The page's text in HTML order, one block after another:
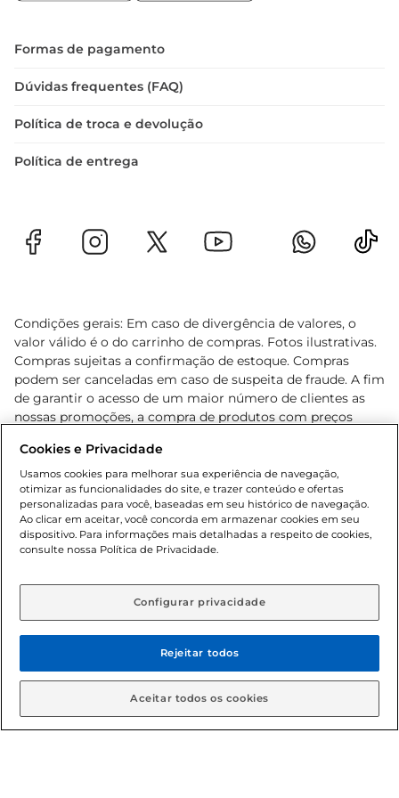
Formas de pagamento
Dúvidas frequentes (FAQ)
Política de troca e devolução
Política de entrega
Condições gerais: Em caso de divergência de valores, o
valor válido é o do carrinho de compras. Fotos ilustrativas.
Compras sujeitas a confirmação de estoque. Compras
podem ser canceladas em caso de suspeita de fraude. A fim
de garantir o acesso de um maior número de clientes as
nossas promoções, a compra de produtos com preços
cliente. Os preços, ofertas e condições são exclusivos para
o e-commerce e válidos durante o dia de hoje, podendo
sofrer alterações sem prévia notificação. Proibida a venda
de bebidas alcoólicas para menores de 18 anos, conforme
Lei n.º 8069/90, art. 81, inciso II (Estatuto da Criança e do
Adolescente). Preços e condições exclusivos para o
aviso prévio. O valor mínimo para as compras on-line é de
© 2026 Copyright. Todos os direitos
reservados Gbarbosa.
Cookies e Privacidade
Usamos cookies para melhorar sua experiência de navegação,
otimizar as funcionalidades do site, e trazer conteúdo e ofertas
personalizadas para você, baseadas em seu histórico de navegação.
Ao clicar em aceitar, você concorda em armazenar cookies em seu
dispositivo. Para informações mais detalhadas a respeito de cookies,
consulte nossa Política de Privacidade.
Configurar privacidade
Rejeitar todos
Aceitar todos os cookies